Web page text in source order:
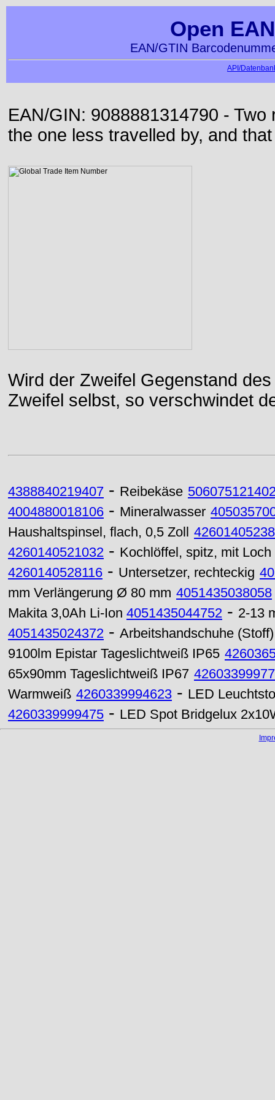
Open
EAN/GTIN
API/
EAN/GIN: 9088881314790 -
the one less travelled by, and
Wird der Zweifel Gegenstand
Zweifel selbst, so verschwindet
4388840219407 - Reibekäse
4004880018106 - Mineralwasser
Haushaltspinsel, flach, 0,5 Zoll
4260140521032 - Kochlöffel, spitz, mit Loch
4260140528116 - Untersetzer, rechteckig
mm Verlängerung Ø 80 mm 4051435038058
Makita 3,0Ah Li-Ion 4051435044752 - 2-13
4051435024372 - Arbeitshandschuhe (Stoff)
9100lm Epistar Tageslichtweiß IP65
65x90mm Tageslichtweiß IP67
Warmweiß 4260339994623 - LED
4260339999475 - LED Spot Bridgelux